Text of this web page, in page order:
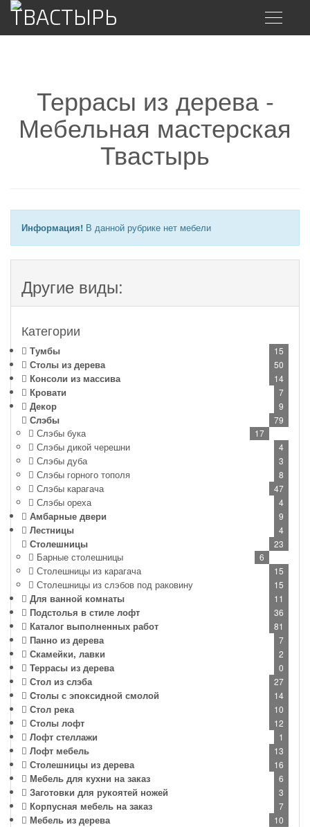
Toggle
Террасы из дерева -
Мебельная мастерская
Твастырь
Информация! В данной рубрике нет мебели
Другие виды:
Категории
15
Тумбы
50
Столы из дерева
14
Консоли из массива
7
Кровати
9
Декор
79
Слэбы
17
Слэбы бука
4
Слэбы дикой черешни
3
Слэбы дуба
8
Слэбы горного тополя
47
Слэбы карагача
4
Слэбы ореха
9
Амбарные двери
4
Лестницы
23
Столешницы
6
Барные столешницы
15
Столешницы из карагача
15
Столешницы из слэбов под раковину
11
Для ванной комнаты
36
Подстолья в стиле лофт
81
Каталог выполненных работ
7
Панно из дерева
2
Скамейки, лавки
0
Террасы из дерева
27
Стол из слэба
14
Cтолы с эпоксидной смолой
10
Стол река
12
Столы лофт
1
Лофт стеллажи
13
Лофт мебель
16
Столешницы из дерева
6
Мебель для кухни на заказ
3
Заготовки для рукоятей ножей
7
Корпусная мебель на заказ
10
Мебель из дерева